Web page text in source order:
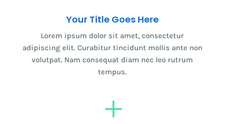
Your Title Goes Here
Lorem ipsum dolor sit amet, consectetur
adipiscing elit. Curabitur tincidunt mollis ante non
volutpat. Nam consequat diam nec leo rutrum
tempus.
L